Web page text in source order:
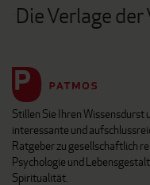
Die Verlage
Stillen Sie Ihren Wissensdurst
interessante und
Ratgeber zu gesellschaftlich
Psychologie und
Spiritualität.